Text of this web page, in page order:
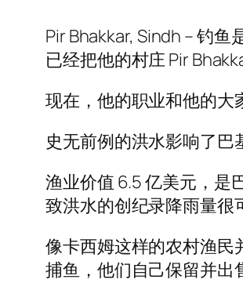
Pir Bhakkar, Sindh – 钓
已经把他的村庄 Pir
现在，他的职业和他的大
史无前例的洪水影响了巴
渔业价值 6.5 亿美元，是
致洪水的创纪录降雨量很
像卡西姆这样的农村渔民
捕鱼，他们自己保留并出